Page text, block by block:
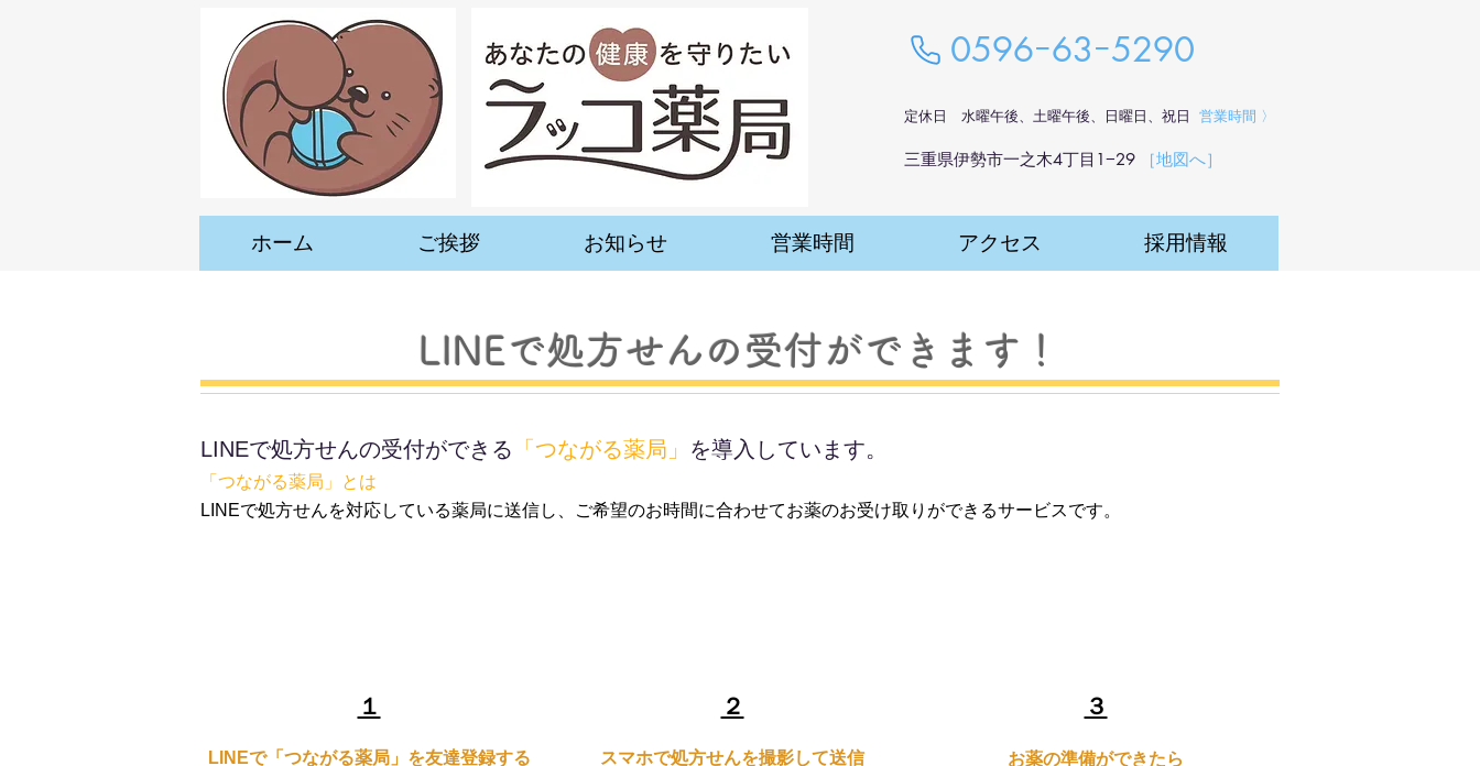
​0596ｰ63ｰ5290
​定休日 水曜午後、土曜午後、日曜日、祝日 営業時間 〉
三重県伊勢市一之木4丁目1−29 ​［地図へ］
ホーム ご挨拶 お知らせ 営業時間 アクセス 採用情報
​LINEで処方せんの受付ができます！
LINEで処方せんの受付ができる 「 つながる薬局」 を導入しています。
「つながる薬局」とは
​LINEで処方せんを対応している薬局に送信し、ご希望のお時間に合わせてお薬のお受け取りができるサービスです。
​１
LINEで「つながる薬局」を友達登録する
​２
スマホで処方せんを撮影して送信
​３
お薬の準備ができたら